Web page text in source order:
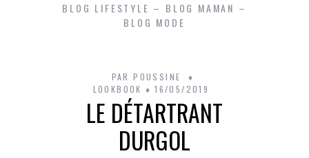
BLOG LIFESTYLE – BLOG MAMAN –
BLOG MODE
PAR POUSSINE
LOOKBOOK
16/05/2019
LE DÉTARTRANT
DURGOL